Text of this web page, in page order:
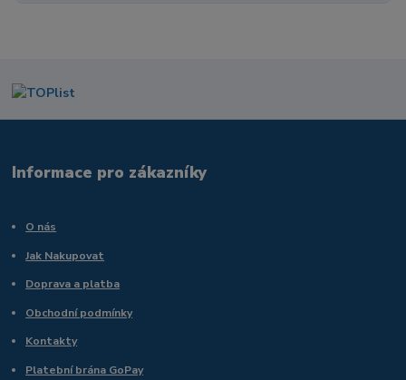
Informace pro zákazníky
O nás
Jak Nakupovat
Doprava a platba
Obchodní podmínky
Kontakty
Platební brána GoPay